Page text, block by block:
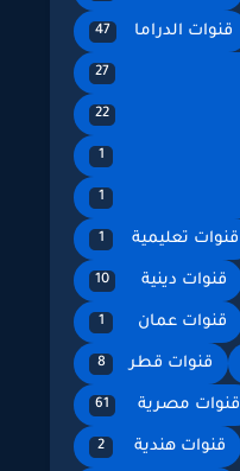
قنوات الدراما 47
27
22
1
1
قنوات تعليمية 1
قنوات دينية 10
قنوات عمان 1
قنوات قطر 8
قنوات مصرية 61
قنوات هندية 2